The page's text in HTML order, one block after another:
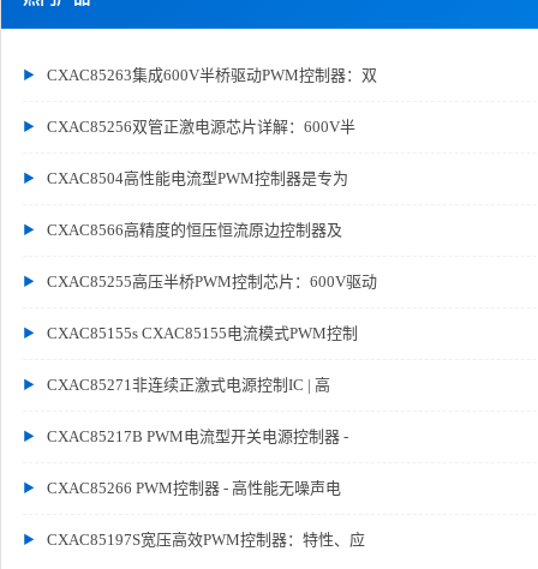
CXAC85263集成600V半桥驱动PWM控制器：双
CXAC85256双管正激电源芯片详解：600V半
CXAC8504高性能电流型PWM控制器是专为
CXAC8566高精度的恒压恒流原边控制器及
CXAC85255高压半桥PWM控制芯片：600V驱动
CXAC85155s CXAC85155电流模式PWM控制
CXAC85271非连续正激式电源控制IC | 高
CXAC85217B PWM电流型开关电源控制器 -
CXAC85266 PWM控制器 - 高性能无噪声电
CXAC85197S宽压高效PWM控制器：特性、应